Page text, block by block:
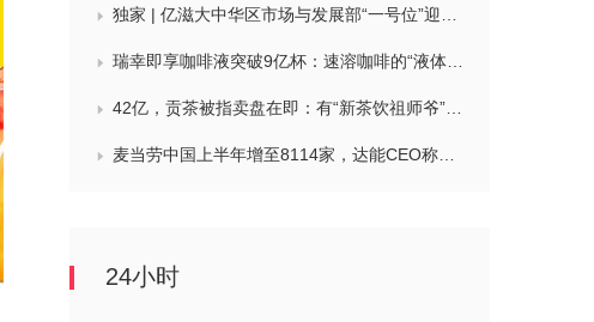
独家 | 亿滋大中华区市场与发展部“一号位”迎来新变动，曲向明将卸任
瑞幸即享咖啡液突破9亿杯：速溶咖啡的“液体时代”是如何炼成的？
42亿，贡茶被指卖盘在即：有“新茶饮祖师爷”之称，贝恩资本拟接手
麦当劳中国上半年增至8114家，达能CEO称现阶段更具进攻性，“小酒馆”海伦司盈警，现代牧业完成收购中国圣牧股权，茶颜悦色合肥首店开业
24小时